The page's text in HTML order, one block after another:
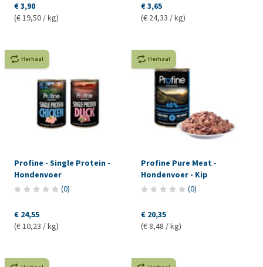
€ 3,90
(€ 19,50 / kg)
€ 3,65
(€ 24,33 / kg)
Herhaal
Profine - Single Protein -
Hondenvoer
(0)
€ 24,55
(€ 10,23 / kg)
Herhaal
Profine Pure Meat -
Hondenvoer - Kip
(0)
€ 20,35
(€ 8,48 / kg)